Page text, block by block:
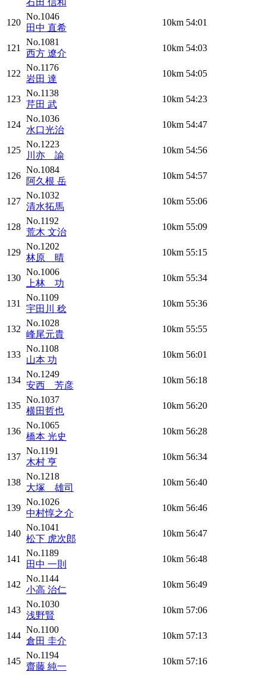
石田 信和
120
No.1046
田中 直希
10km 54:01
121
No.1081
西方 遼介
10km 54:03
122
No.1176
岩田 達
10km 54:05
123
No.1138
芹田 武
10km 54:23
124
No.1036
水口光治
10km 54:47
125
No.1223
川亦 諭
10km 54:56
126
No.1084
阿久根 岳
10km 54:57
127
No.1032
清水拓馬
10km 55:06
128
No.1192
荒木 文治
10km 55:09
129
No.1202
林原 晴
10km 55:15
130
No.1006
上林 功
10km 55:34
131
No.1109
宇田川 稔
10km 55:36
132
No.1028
峰尾元貴
10km 55:55
133
No.1108
山本 功
10km 56:01
134
No.1249
安西 芳彦
10km 56:18
135
No.1037
横田哲也
10km 56:20
136
No.1065
橋本 光史
10km 56:28
137
No.1191
木村 亨
10km 56:34
138
No.1218
大塚 雄司
10km 56:40
139
No.1026
中村惇之介
10km 56:46
140
No.1041
松下 虎次郎
10km 56:47
141
No.1189
田中 一則
10km 56:48
142
No.1144
小高 治仁
10km 56:49
143
No.1030
浅野賢
10km 57:06
144
No.1100
倉田 圭介
10km 57:13
145
No.1194
齋藤 純一
10km 57:16